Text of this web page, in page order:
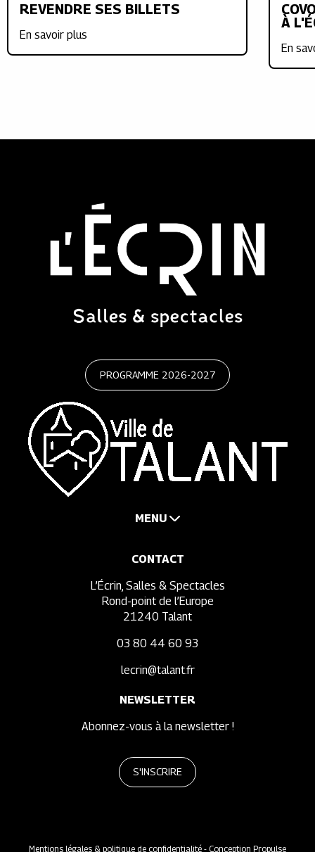
REVENDRE SES BILLETS
En savoir plus
À
En
PROGRAMME 2026-2027
MENU
CONTACT
L’Écrin, Salles & Spectacles
Rond-point de l’Europe
21240 Talant
03 80 44 60 93
lecrin@talant.fr
NEWSLETTER
Abonnez-vous à la newsletter !
S'INSCRIRE
Mentions légales & politique de confidentialité - Conception Propulse